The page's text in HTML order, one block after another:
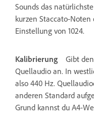
Sounds das
kurzen Staccato-Noten
Einstellung von 1024.
Kalibrierung
Gibt
Quellaudio an. In
also 440 Hz.
anderen Standard
Grund kannst du A4-